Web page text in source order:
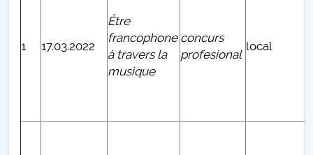
1 17.03.2022
Être
francophone
à travers la
musique
concurs
profesional
local